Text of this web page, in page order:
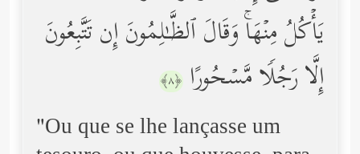
یَأۡكُلُ مِنۡهَاۚ وَقَالَ ٱلظَّـٰلِمُونَ إِن تَتَّبِعُونَ
إِلَّا رَجُلࣰا مَّسۡحُورًا ﴿٨﴾
"Ou que se lhe lançasse um